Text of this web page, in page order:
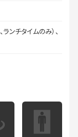
ンチタイムのみ）、